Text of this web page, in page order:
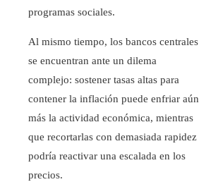
programas sociales.
Al mismo tiempo, los bancos centrales
se encuentran ante un dilema
complejo: sostener tasas altas para
contener la inflación puede enfriar aún
más la actividad económica, mientras
que recortarlas con demasiada rapidez
podría reactivar una escalada en los
precios.